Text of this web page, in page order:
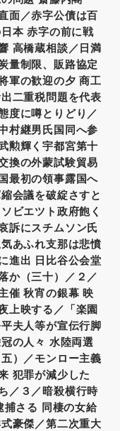
面／赤字公債は百
本 赤字の前に戦
高橋蔵相談／日満
量制限、販路協定
軍の歓迎の夕 商工
二重税問題を代表
度に噂とりどり／
村継男氏国同へ参
勲輝く宇都宮第十
換の外蒙試験貿易
最初の領事露国へ
会議を破綻さすと
ビエツト政府飽く
訴にスチムソン氏
あふれ支那は悲憤
進出 日比谷公会堂
か（三十）／２／
催 秋宵の銀幕 映
上映する／「楽園
夫人等が宣伝行脚
の人々 水陸両選
）／モンロー主義
犯罪が減少した
／３／暗殺横行時
捕さる 同棲の女給
豪傑／第二次重大